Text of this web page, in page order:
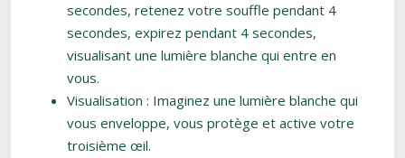
secondes, retenez votre souffle pendant 4
secondes, expirez pendant 4 secondes,
visualisant une lumière blanche qui entre en
vous.
Visualisation : Imaginez une lumière blanche qui
vous enveloppe, vous protège et active votre
troisième œil.